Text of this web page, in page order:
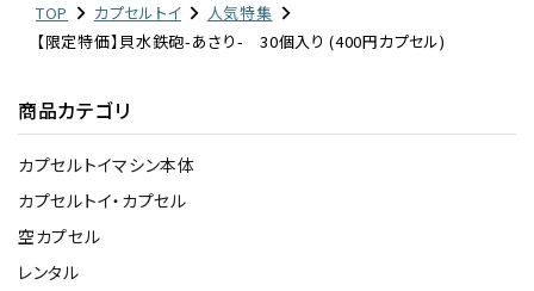
TOP カプセルトイ
人気特集
【限定特価】貝水鉄砲-あさり- 30個入り (400円カプセル)
商品カテゴリ
カプセルトイマシン本体
カプセルトイ・カプセル
空カプセル
レンタル